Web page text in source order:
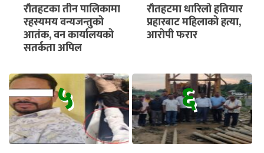
रौतहटका तीन पालिकामा
रहस्यमय वन्यजन्तुको
आतंक, वन कार्यालयको
सतर्कता अपिल
रौतहटमा धारिलो हतियार
प्रहारबाट महिलाको हत्या,
आरोपी फरार
५ ६